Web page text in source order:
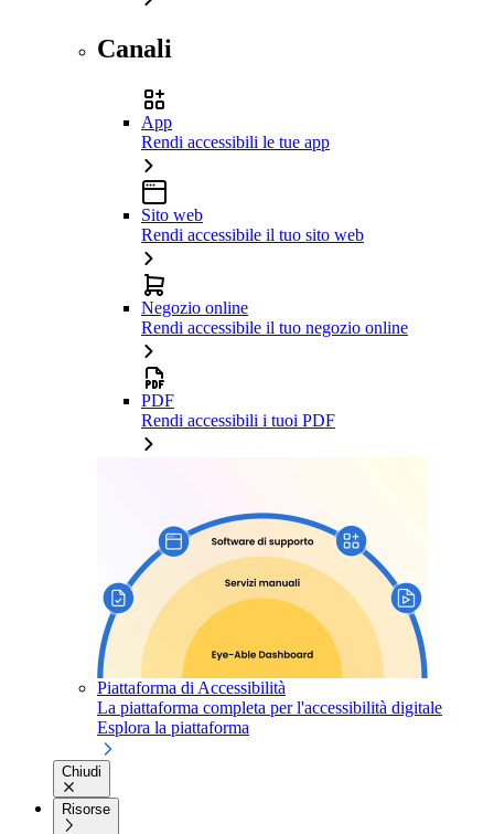
Canali
App
Rendi accessibili le tue app
Sito web
Rendi accessibile il tuo sito web
Negozio online
Rendi accessibile il tuo negozio online
PDF
Rendi accessibili i tuoi PDF
Piattaforma di Accessibilità
La piattaforma completa per l'accessibilità digitale
Esplora la piattaforma
Chiudi
Risorse